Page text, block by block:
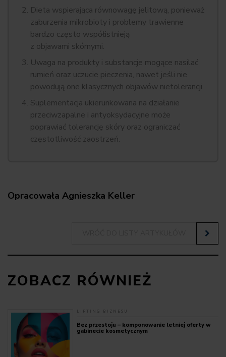
Dieta wspierająca równowagę jelitową, ponieważ
zaburzenia mikrobioty i problemy trawienne
bardzo często współistnieją
z objawami skórnymi.
Uwaga na produkty i substancje mogące nasilać
rumień oraz uczucie pieczenia, nawet jeśli nie
powodują one klasycznych objawów nietolerancji.
Suplementacja ukierunkowana na działanie
przeciwzapalne i antyoksydacyjne może
poprawiać tolerancję skóry oraz ograniczać
częstotliwość zaostrzeń.
Opracowała Agnieszka Keller
ZOBACZ RÓWNIEŻ
LIFTING BIZNESU
Bez przestoju – komponowanie letniej oferty w
gabinecie kosmetycznym